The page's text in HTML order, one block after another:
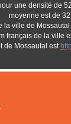
une densité de
moyenne est de
la ville de
français de la ville
de Mossautal est